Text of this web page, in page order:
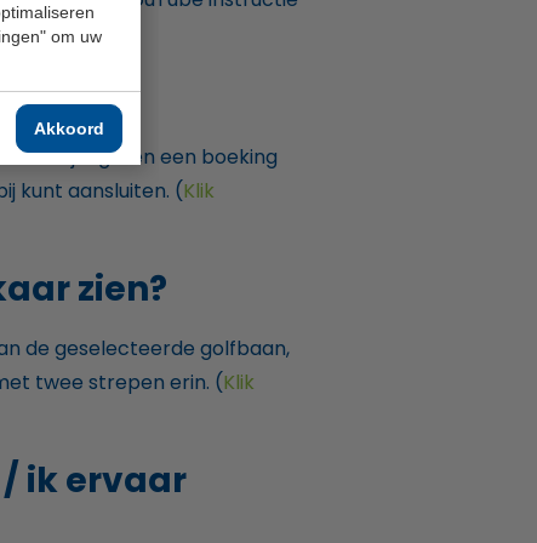
om uw
Akkoord
Hierbij is groen een boeking
kunt aansluiten. (Klik
zien?
de geselecteerde golfbaan,
twee strepen erin. (Klik
ik ervaar